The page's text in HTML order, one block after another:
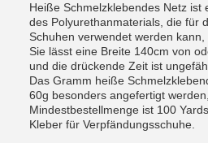
Heiße Schmelzklebendes Netz ist
des Polyurethanmaterials, die für
Schuhen verwendet werden kann,
Sie lässt eine Breite 140cm von
und die drückende Zeit ist
Das Gramm heiße
60g besonders angefertigt
Mindestbestellmenge ist 100
Kleber für Verpfändungsschuhe.